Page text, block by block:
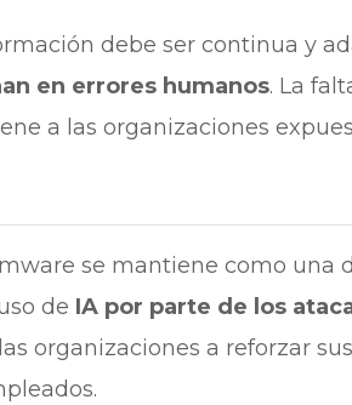
debe ser continua y
en errores humanos. La
a las organizaciones
se mantiene como una
de IA por parte de los
organizaciones a reforzar